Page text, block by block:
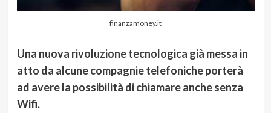
finanzamoney.it
Una nuova rivoluzione tecnologica già messa in
atto da alcune compagnie telefoniche porterà
ad avere la possibilità di chiamare anche senza
Wifi.